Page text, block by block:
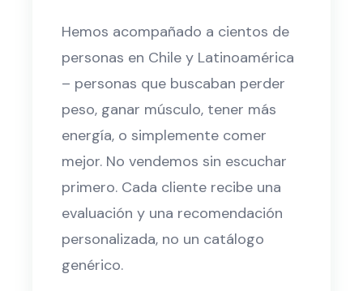
Hemos acompañado a cientos de
personas en Chile y Latinoamérica
– personas que buscaban perder
peso, ganar músculo, tener más
energía, o simplemente comer
mejor. No vendemos sin escuchar
primero. Cada cliente recibe una
evaluación y una recomendación
personalizada, no un catálogo
genérico.